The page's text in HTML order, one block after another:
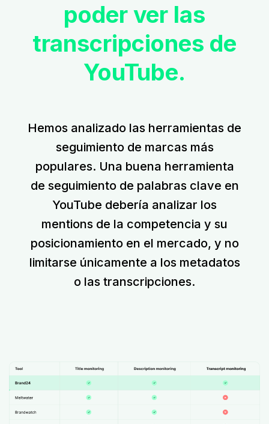
poder ver las
transcripciones de
YouTube.
Hemos analizado las herramientas de
seguimiento de marcas más
populares. Una buena herramienta
de seguimiento de palabras clave en
YouTube debería analizar los
mentions de la competencia y su
posicionamiento en el mercado, y no
limitarse únicamente a los metadatos
o las transcripciones.